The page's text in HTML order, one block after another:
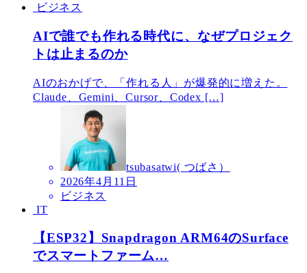
ビジネス
AIで誰でも作れる時代に、なぜプロジェク
トは止まるのか
AIのおかげで、「作れる人」が爆発的に増えた。
Claude、Gemini、Cursor、Codex […]
tsubasatwi( つばさ）
2026年4月11日
ビジネス
IT
【ESP32】Snapdragon ARM64のSurface
でスマートファーム…